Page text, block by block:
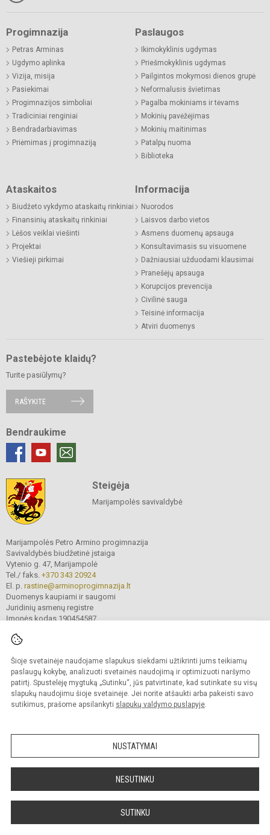
Šioje svetainėje naudojame slapukus siekdami užtikrinti jums teikiamų
paslaugų kokybę, analizuoti svetainės naudojimą ir optimizuoti naršymo
patirtį. Spustelėję mygtuką „Sutinku“, jūs patvirtinate, kad sutinkate su visų
slapukų naudojimu šioje svetainėje. Jei norite atšaukti arba pakeisti savo
sutikimus, prašome apsilankyti slapukų valdymo puslapyje.
NUSTATYMAI
NESUTINKU
SUTINKU
Progimnazija
Petras Arminas
Ugdymo aplinka
Vizija, misija
Pasiekimai
Progimnazijos simboliai
Tradiciniai renginiai
Bendradarbiavimas
Priėmimas į progimnaziją
Paslaugos
Ikimokyklinis ugdymas
Priešmokyklinis ugdymas
Pailgintos mokymosi dienos grupė
Neformalusis švietimas
Pagalba mokiniams ir tėvams
Mokinių pavėžėjimas
Mokinių maitinimas
Patalpų nuoma
Biblioteka
Ataskaitos
Biudžeto vykdymo ataskaitų rinkiniai
Finansinių ataskaitų rinkiniai
Lėšos veiklai viešinti
Projektai
Viešieji pirkimai
Informacija
Nuorodos
Laisvos darbo vietos
Asmens duomenų apsauga
Konsultavimasis su visuomene
Dažniausiai užduodami klausimai
Pranešėjų apsauga
Korupcijos prevencija
Civilinė sauga
Teisinė informacija
Atviri duomenys
Pastebėjote klaidų?
Turite pasiūlymų?
RAŠYKITE
Bendraukime
Steigėja
Marijampolės savivaldybė
Marijampolės Petro Armino progimnazija
Savivaldybės biudžetinė įstaiga
Vytenio g. 47, Marijampolė
Tel./ faks. +370 343 20924
El. p. rastine@arminoprogimnazija.lt
Duomenys kaupiami ir saugomi
Juridinių asmenų registre
Įmonės kodas 190454587
© 2026. Marijampolės Petro Armino progimnazija. Visos teisės saugomos.
Kopijuoti turinį be raštiško įstaigos administracijos sutikimo griežtai draudžiama.
Prieinamumo paraiška Slapukų valdymas
Sumanus būdas atnaujinti